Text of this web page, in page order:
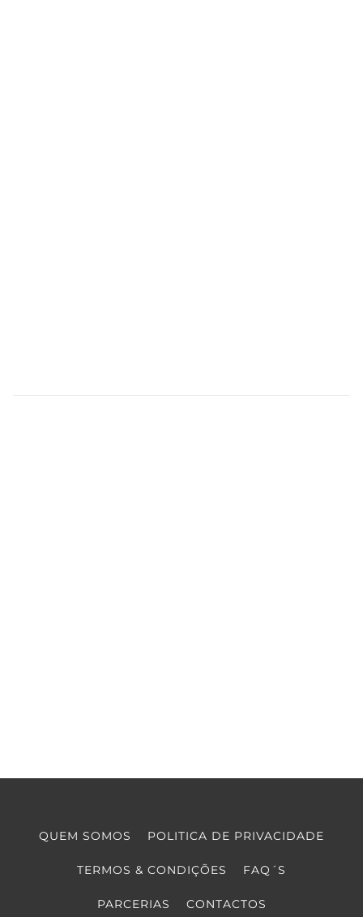
QUEM SOMOS POLITICA DE PRIVACIDADE
TERMOS & CONDIÇÕES FAQ´S
PARCERIAS CONTACTOS